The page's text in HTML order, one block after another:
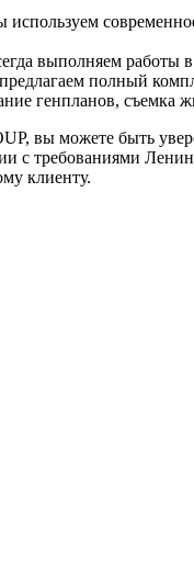
выполняем работы
полный
генпланов,
вы можете быть
с требованиями
клиенту.